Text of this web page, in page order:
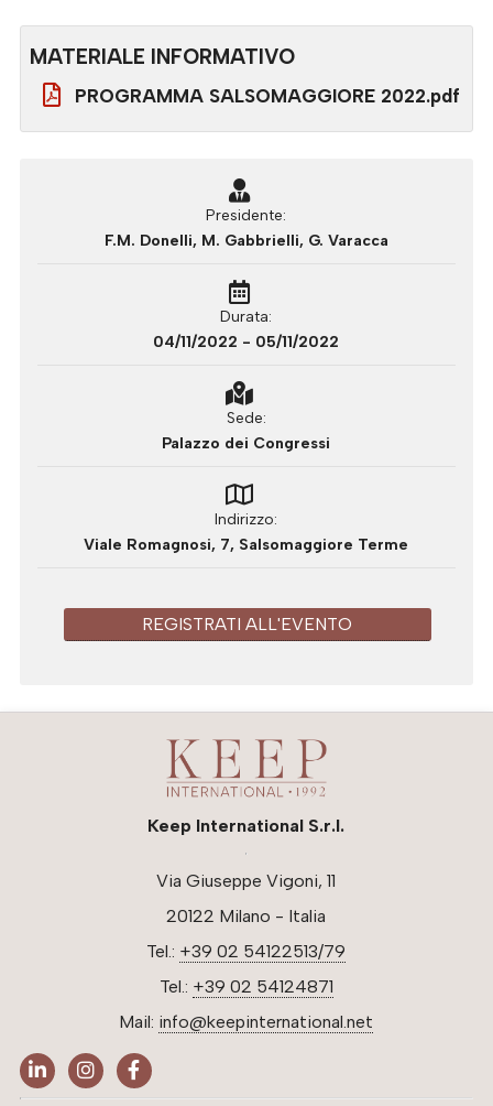
MATERIALE INFORMATIVO
PROGRAMMA SALSOMAGGIORE 2022.pdf
Presidente
F.M. Donelli, M. Gabbrielli, G. Varacca
Durata
04/11/2022 - 05/11/2022
Sede
Palazzo dei Congressi
Indirizzo
Viale Romagnosi, 7, Salsomaggiore Terme
REGISTRATI ALL'EVENTO
Keep International S.r.l.
Via Giuseppe Vigoni, 11
20122 Milano - Italia
Tel.: +39 02 54122513/79
Tel.: +39 02 54124871
Mail: info@keepinternational.net